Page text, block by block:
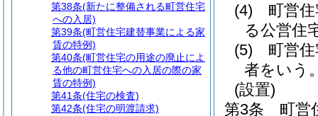
(4)
町営
る公営住
(5)
町営
者をいう
(設置)
第3条
町営
第38条(新たに整備される町営住宅
への入居)
第39条(町営住宅建替事業による家
賃の特例)
第40条(町営住宅の用途の廃止によ
る他の町営住宅への入居の際の家
賃の特例)
第41条(住宅の検査)
第42条(住宅の明渡請求)